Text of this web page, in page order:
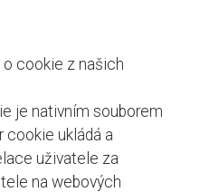
o cookie z našich
je nativním souborem
cookie ukládá a
uživatele za
na webových